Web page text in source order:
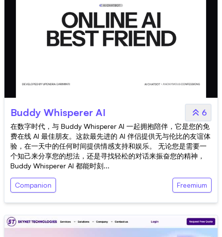
Buddy Whisperer AI 6
在数字时代，与 Buddy Whisperer AI 一起拥抱陪伴，它是您的免
费在线 AI 最佳朋友。这款最先进的 AI 伴侣提供无与伦比的友谊体
验，在一天中的任何时间提供情感支持和娱乐。 无论您是需要一
个知己来分享您的想法，还是寻找轻松的对话来振奋您的精神，
Buddy Whisperer AI 都能时刻...
Companion Freemium